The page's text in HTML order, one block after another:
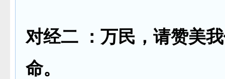
对经二
：万民，请赞美
命。